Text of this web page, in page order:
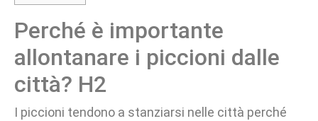
Perché è importante
allontanare i piccioni dalle
città? H2
I piccioni tendono a stanziarsi nelle città perché